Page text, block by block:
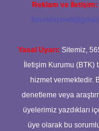
Reklam ve İletişim:
Yasal Uyarı: Sitemiz,
İletişim Kurumu (BTK)
hizmet vermektedir.
denetleme veya
üyelerimiz yazdıkları
üye olarak bu